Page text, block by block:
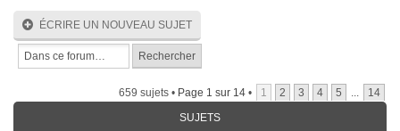
ÉCRIRE UN NOUVEAU SUJET
659 sujets • Page 1 sur 14 • 1 2 3 4 5 ...
14
SUJETS